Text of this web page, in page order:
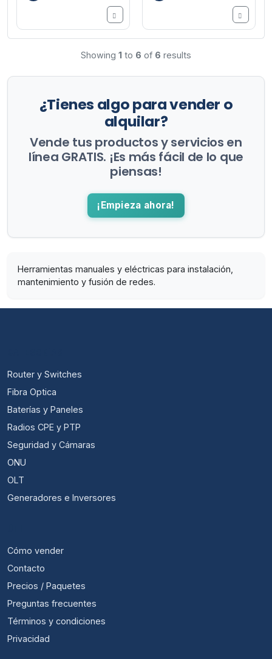
Showing 1 to 6 of 6 results
¿Tienes algo para vender o
alquilar?
Vende tus productos y servicios en
línea GRATIS. ¡Es más fácil de lo que
piensas!
¡Empieza ahora!
Herramientas manuales y eléctricas para instalación,
mantenimiento y fusión de redes.
Router y Switches
Fibra Optica
Baterías y Paneles
Radios CPE y PTP
Seguridad y Cámaras
ONU
OLT
Generadores e Inversores
Cómo vender
Contacto
Precios / Paquetes
Preguntas frecuentes
Términos y condiciones
Privacidad